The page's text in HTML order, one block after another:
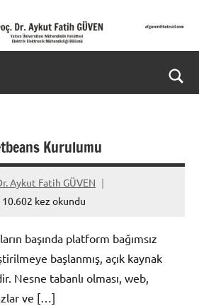
Kurulumu
Aykut Fatih GÜVEN
10.602 kez okundu
başında platform bağımsız
başlanmış, açık kaynak
Nesne tabanlı olması, web,
ve […]